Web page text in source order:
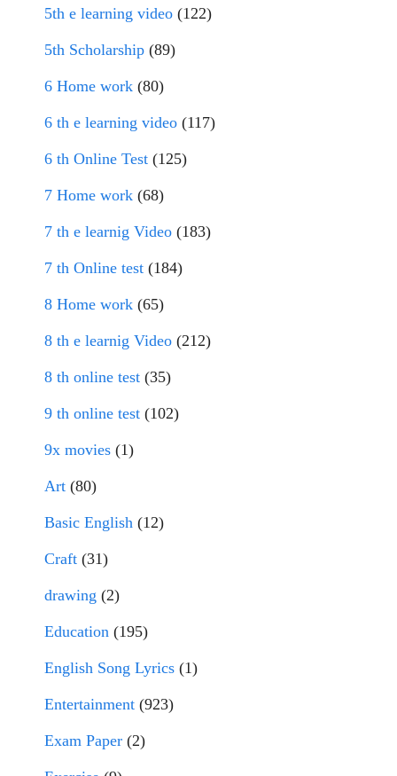
5th e learning video (122)
5th Scholarship (89)
6 Home work (80)
6 th e learning video (117)
6 th Online Test (125)
7 Home work (68)
7 th e learnig Video (183)
7 th Online test (184)
8 Home work (65)
8 th e learnig Video (212)
8 th online test (35)
9 th online test (102)
9x movies (1)
Art (80)
Basic English (12)
Craft (31)
drawing (2)
Education (195)
English Song Lyrics (1)
Entertainment (923)
Exam Paper (2)